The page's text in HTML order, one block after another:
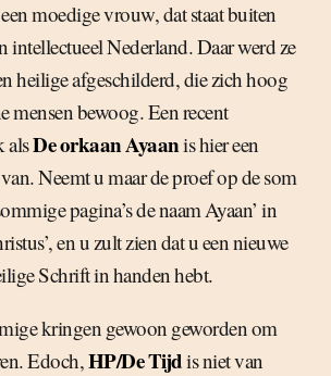
moedige vrouw, dat staat buiten
intellectueel Nederland. Daar werd ze
heilige afgeschilderd, die zich hoog
mensen bewoog. Een recent
alsDe orkaan Ayaanis hier een
Neemt u maar de proef op de som
pagina’s de naam Ayaan’ in
en u zult zien dat u een nieuwe
Schrift in handen hebt.
kringen gewoon geworden om
Edoch,HP/De Tijdis niet van